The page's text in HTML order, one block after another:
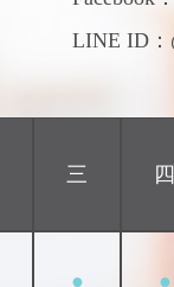
LINE ID：
三 四
● ●